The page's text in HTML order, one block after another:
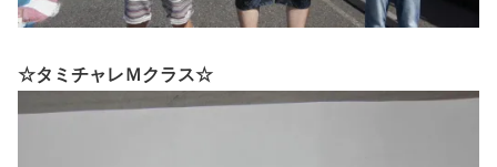
☆タミチャレＭクラス☆